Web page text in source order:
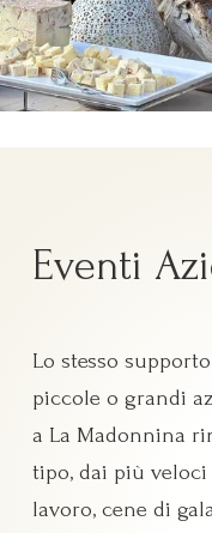
Eventi
Lo stesso
piccole o grandi
a La Madonnina
tipo, dai più
lavoro, cene di